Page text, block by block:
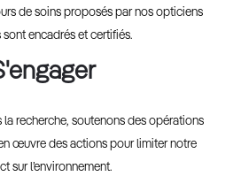
de soins proposés par nos opticiens
encadrés et certifiés.
la recherche, soutenons des opérations
œuvre des actions pour limiter notre
sur l’environnement.